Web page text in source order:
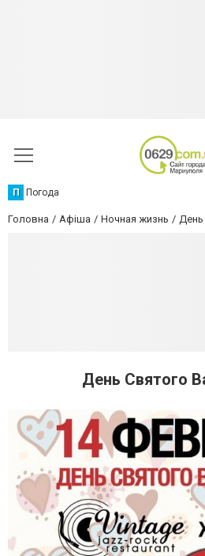
П Погода
Головна Афіша Ночная жизнь День
День Святого